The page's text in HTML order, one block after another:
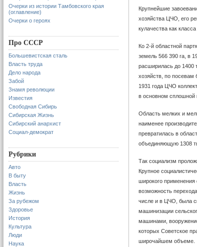
Очерки из истории Тамбовского края
(оглавление)
Очерки о героях
Про СССР
Большевистская сталь
Власть труда
Дело народа
Забой
Знамя революции
Известия
Свободная Сибирь
Сибирская Жизнь
Сибирский анархист
Социал-демократ
Рубрики
Авто
В быту
Власть
Жизнь
За рубежом
Здоровье
История
Культура
Люди
Наука
Крупнейшие
хозяйства ЦЧО, его
кулачества как
Ко 2-й областной
земель 566 390 га, в
расширилась до 1400
хозяйств, по посевам
1931 года ЦЧО
в основном сплошной
Область мелких и
наименее
превратилась в
объединяющую 1308
Так социализм
Крупное
широкого
возможность
числе и в ЦЧО, была
машинизации
машинами,
которых Советское
широчайшем объеме.